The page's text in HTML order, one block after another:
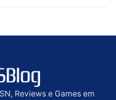
Reviews e Games em